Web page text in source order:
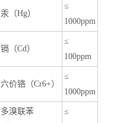
汞（Hg）
≤
1000ppm
镉（Cd）
≤
100ppm
六价铬（Cr6+）
≤
1000ppm
多溴联苯
≤